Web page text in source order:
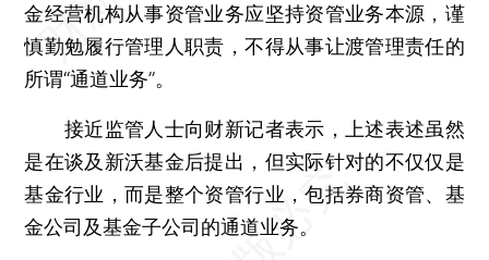
金经营机构从事资管业务应坚持资管业务本源，谨
慎勤勉履行管理人职责，不得从事让渡管理责任的
所谓“通道业务”。
接近监管人士向财新记者表示，上述表述虽然
是在谈及新沃基金后提出，但实际针对的不仅仅是
基金行业，而是整个资管行业，包括券商资管、基
金公司及基金子公司的通道业务。